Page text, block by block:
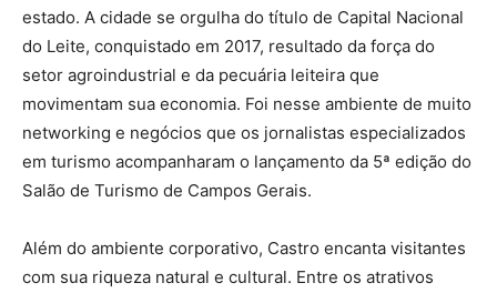
estado. A cidade se orgulha do título de Capital Nacional
do Leite, conquistado em 2017, resultado da força do
setor agroindustrial e da pecuária leiteira que
movimentam sua economia. Foi nesse ambiente de muito
networking e negócios que os jornalistas especializados
em turismo acompanharam o lançamento da 5ª edição do
Salão de Turismo de Campos Gerais.
Além do ambiente corporativo, Castro encanta visitantes
com sua riqueza natural e cultural. Entre os atrativos